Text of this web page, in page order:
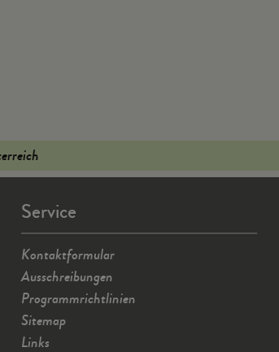
Service
Kontaktformular
Ausschreibungen
Programmrichtlinien
Sitemap
Links